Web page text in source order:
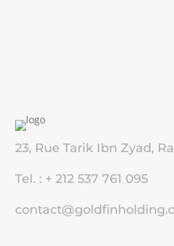
23, Rue Tarik Ibn Zyad,
Tel. : + 212 537 761 095